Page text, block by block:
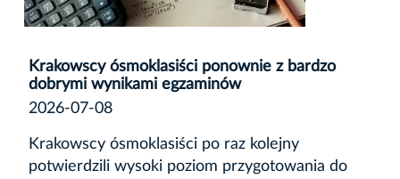
Krakowscy ósmoklasiści ponownie z bardzo
dobrymi wynikami egzaminów
2026-07-08
Krakowscy ósmoklasiści po raz kolejny
potwierdzili wysoki poziom przygotowania do